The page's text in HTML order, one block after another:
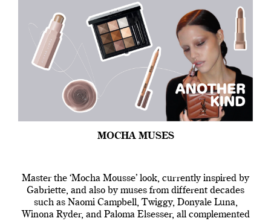
MOCHA MUSES
Master the ‘Mocha Mousse’ look, currently inspired by
Gabriette, and also by muses from different decades
such as Naomi Campbell, Twiggy, Donyale Luna,
Winona Ryder, and Paloma Elsesser, all complemented